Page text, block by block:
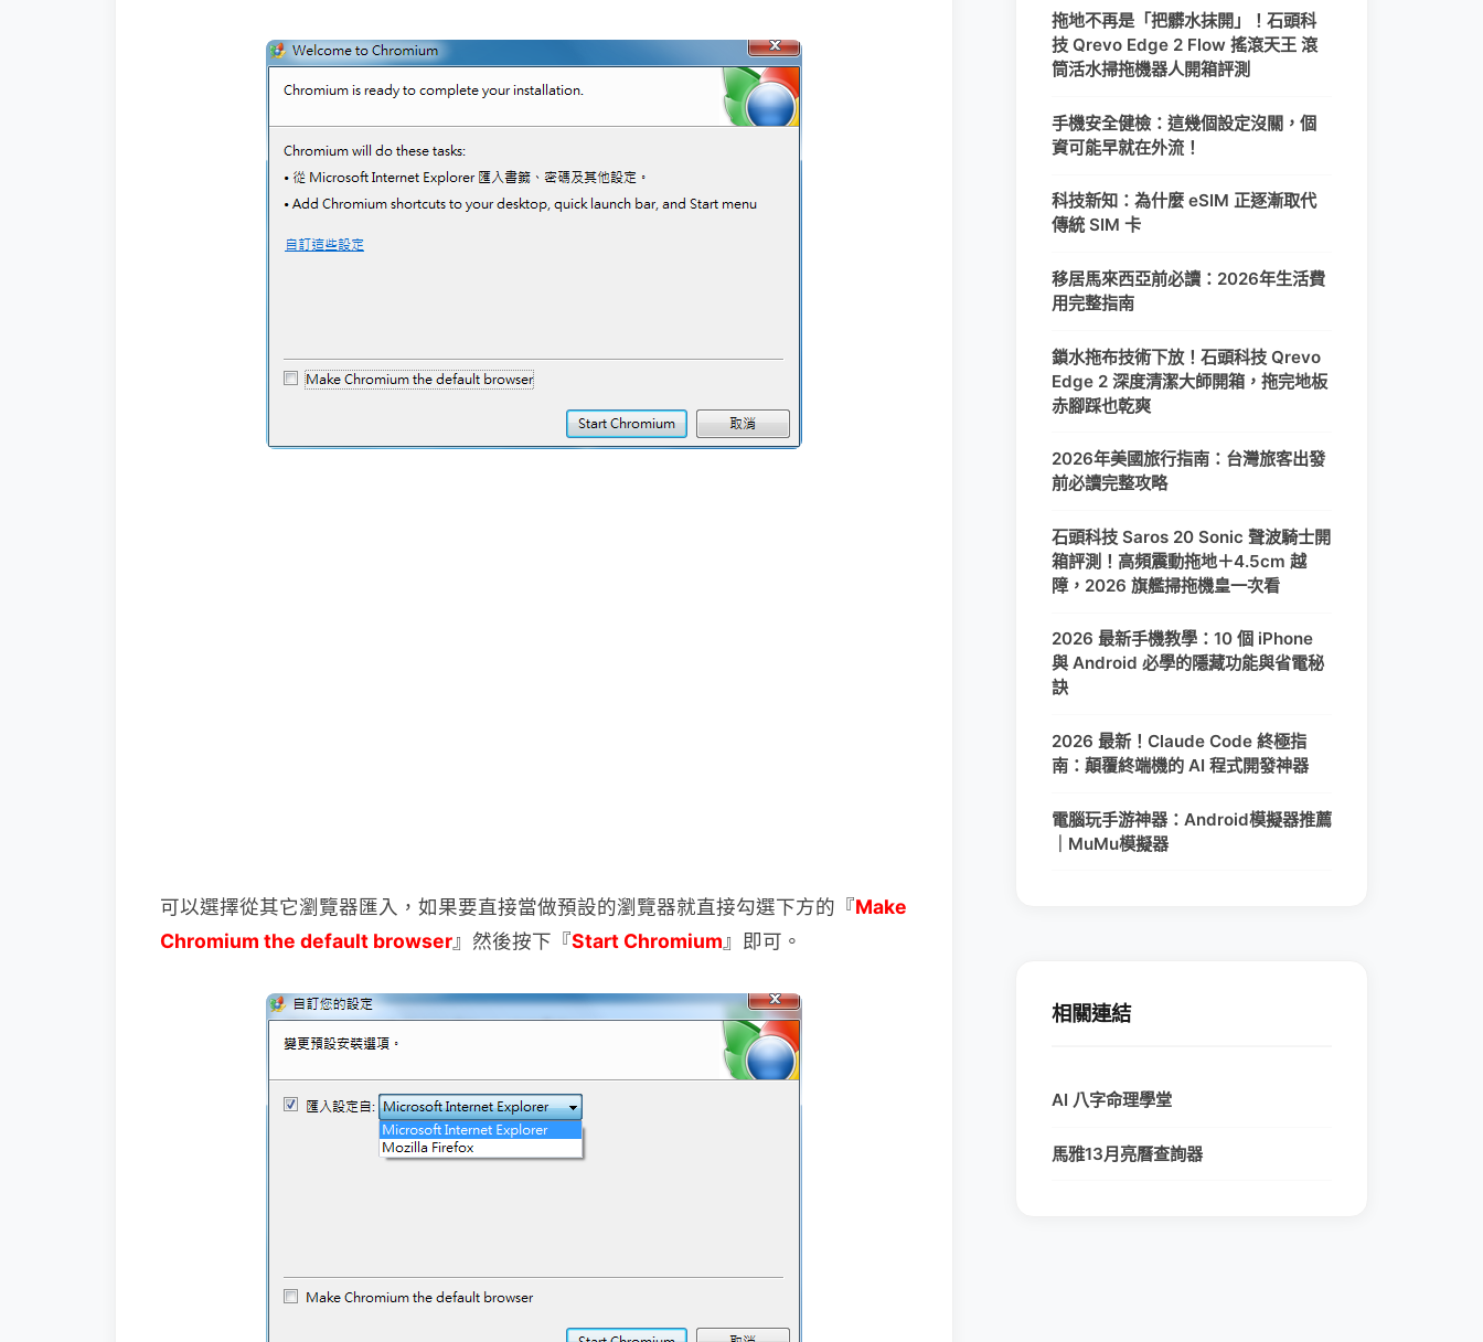
可以選擇從其它瀏覽器匯入，如果要直接當做預設的瀏覽器就直接勾選下方的『Make
Chromium the default browser』然後按下『Start Chromium 』即可。
拖地不再是「把髒水抹開」！石頭科
技 Qrevo Edge 2 Flow 搖滾天王 滾
筒活水掃拖機器人開箱評測
手機安全健檢：這幾個設定沒關，個
資可能早就在外流！
科技新知：為什麼 eSIM 正逐漸取代
傳統 SIM 卡
移居馬來西亞前必讀：2026年生活費
用完整指南
鎖水拖布技術下放！石頭科技 Qrevo
Edge 2 深度清潔大師開箱，拖完地板
赤腳踩也乾爽
2026年美國旅行指南：台灣旅客出發
前必讀完整攻略
石頭科技 Saros 20 Sonic 聲波騎士開
箱評測！高頻震動拖地＋4.5cm 越
障，2026 旗艦掃拖機皇一次看
2026 最新手機教學：10 個 iPhone
與 Android 必學的隱藏功能與省電秘
訣
2026 最新！Claude Code 終極指
南：顛覆終端機的 AI 程式開發神器
電腦玩手游神器：Android模擬器推薦
｜MuMu模擬器
相關連結
AI 八字命理學堂
馬雅13月亮曆查詢器